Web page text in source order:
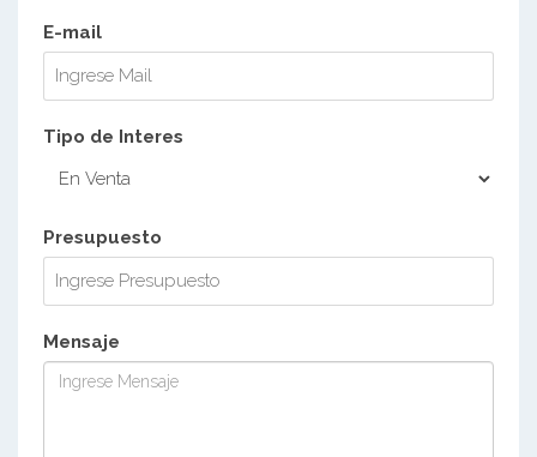
E-mail
Tipo de Interes
Presupuesto
Mensaje